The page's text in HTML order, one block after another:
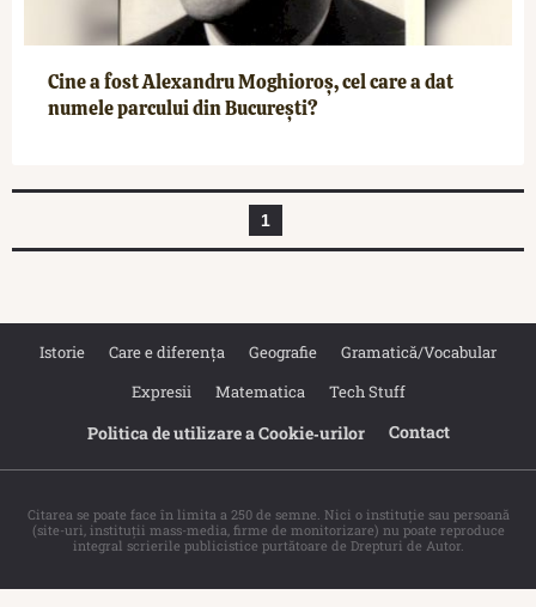
Cine a fost Alexandru Moghioroș, cel care a dat
numele parcului din București?
1
Istorie Care e diferența Geografie
Gramatică/Vocabular
Expresii
Matematica Tech Stuff
Politica de utilizare a Cookie‐urilor Contact
Citarea se poate face în limita a 250 de semne. Nici o instituţie sau persoană
(site-uri, instituţii mass-media, firme de monitorizare) nu poate reproduce
integral scrierile publicistice purtătoare de Drepturi de Autor.